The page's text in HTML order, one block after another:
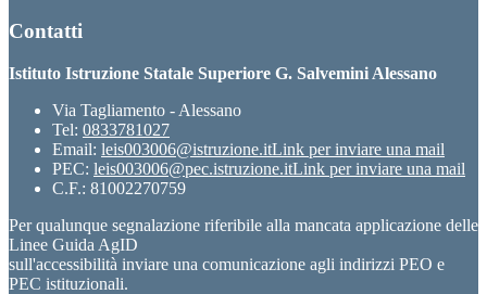
Contatti
Istituto Istruzione Statale Superiore G. Salvemini Alessano
Via Tagliamento - Alessano
Tel: 0833781027
Email: leis003006@istruzione.itLink per inviare una mail
PEC: leis003006@pec.istruzione.itLink per inviare una mail
C.F.: 81002270759
Per qualunque segnalazione riferibile alla mancata applicazione delle
Linee Guida AgID
sull'accessibilità inviare una comunicazione agli indirizzi PEO e
PEC istituzionali.